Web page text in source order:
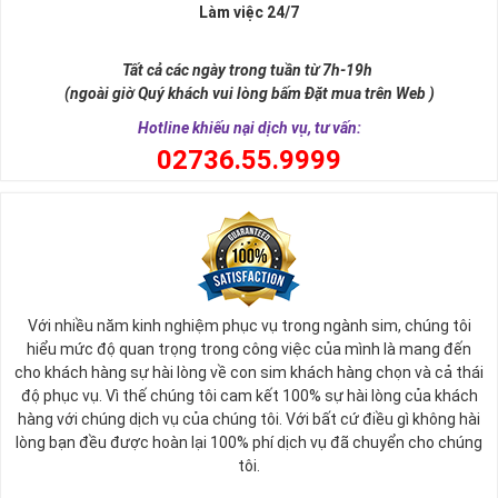
tài lộc, may mắn cho chủ sở hữu. Thật vậy, số 5 đứng giữa dãy số
tự nhiên, nó tượng trưng cho ngũ hành (Kim – Mộc – Thủy – Hỏa –
), đạo quân tử có (Nhân - Nghĩa - Lễ - Trí – Tín), trong cuộc sống
Phúc, Lộc, Thọ, Khang, Ninh). Đó là 5 yếu tố cho cuộc
sống sự hòa hợp, yên ổn, an lành. Cũng bởi vậy, các chuyên gia
được sự hòa hợp, thuận lợi, bình an trong cuộc sống, sự nghiệp để
nhanh chóng thành công, tiến tới những vị trí cao nhất.
Làm việc 24/7
Tất cả các ngày trong tuần từ 7h-19h
(ngoài giờ Quý khách vui lòng bấm Đặt mua trên Web )
Hotline khiếu nại dịch vụ, tư vấn:
02736.55.9999
Với nhiều năm kinh nghiệm phục vụ trong ngành sim, chúng tôi
hiểu mức độ quan trọng trong công việc của mình là mang đến
cho khách hàng sự hài lòng về con sim khách hàng chọn và cả thái
độ phục vụ. Vì thế chúng tôi cam kết 100% sự hài lòng của khách
hàng với chúng dịch vụ của chúng tôi. Với bất cứ điều gì không hài
lòng bạn đều được hoàn lại 100% phí dịch vụ đã chuyển cho chúng
tôi.